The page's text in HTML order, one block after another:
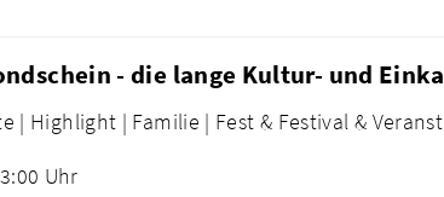
- die lange Kultur- und
| Highlight | Familie | Fest & Festival &
Uhr